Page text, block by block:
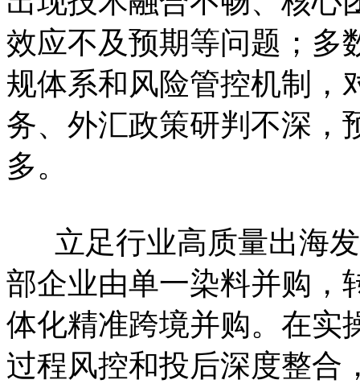
效应不及预期等问题；多
规体系和风险管控机制，
务、外汇政策研判不深，
多。
立足行业高质量出海发
部企业由单一染料并购，
体化精准跨境并购。在实
过程风控和投后深度整合